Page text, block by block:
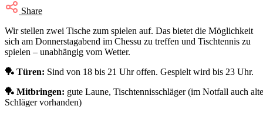
Share
Wir stellen zwei Tische zum spielen auf. Das bietet die Möglichkeit
sich am Donnerstagabend im Chessu zu treffen und Tischtennis zu
spielen – unabhängig vom Wetter.
🏓 Türen: Sind von 18 bis 21 Uhr offen. Gespielt wird bis 23 Uhr.
🏓 Mitbringen: gute Laune, Tischtennisschläger (im Notfall auch alte
Schläger vorhanden)